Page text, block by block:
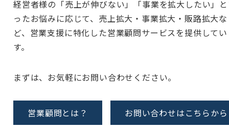
経営者様の「売上が伸びない」「事業を拡大したい」
ったお悩みに応じて、売上拡大・事業拡大・販路拡大な
ど、営業支援に特化した営業顧問サービスを提供して
す。
まずは、お気軽にお問い合わせください。
営業顧問とは？ お問い合わせはこちらから